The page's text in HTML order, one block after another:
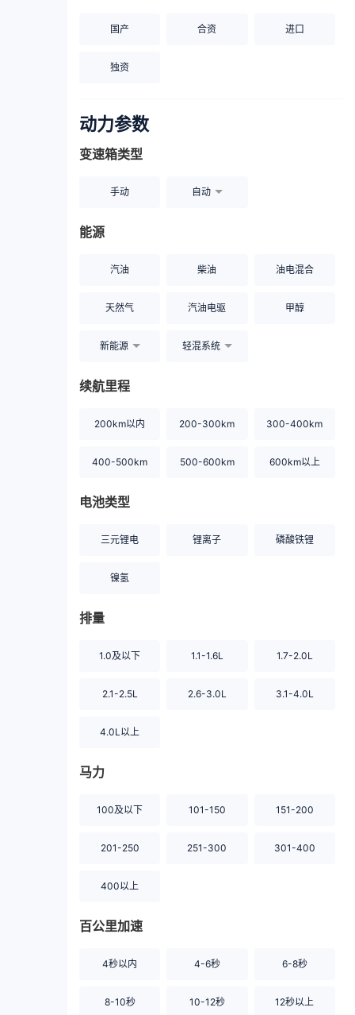
国产 合资 进口
独资
动力参数
变速箱类型
手动 自动
能源
汽油 柴油 油电混合
天然气 汽油电驱 甲醇
新能源 轻混系统
续航里程
200km以内 200-300km 300-400km
400-500km 500-600km 600km以上
电池类型
三元锂电 锂离子 磷酸铁锂
镍氢
排量
1.0及以下 1.1-1.6L 1.7-2.0L
2.1-2.5L 2.6-3.0L 3.1-4.0L
4.0L以上
马力
100及以下 101-150 151-200
201-250 251-300 301-400
400以上
百公里加速
4秒以内 4-6秒 6-8秒
8-10秒 10-12秒 12秒以上